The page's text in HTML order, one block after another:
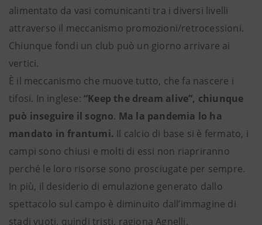
alimentato da vasi comunicanti tra i diversi livelli
attraverso il meccanismo promozioni/retrocessioni.
Chiunque fondi un club può un giorno arrivare ai
vertici.
È il meccanismo che muove tutto, che fa nascere i
tifosi. In inglese: “Keep the dream alive”, chiunque
può inseguire il sogno. Ma la pandemia lo ha
mandato in frantumi. Il calcio di base si è fermato, i
campi sono chiusi e molti di essi non riapriranno
perché le loro risorse sono prosciugate per sempre.
In più, il desiderio di emulazione generato dallo
spettacolo sul campo è diminuito dall’immagine di
stadi vuoti, quindi tristi, ragiona Agnelli.